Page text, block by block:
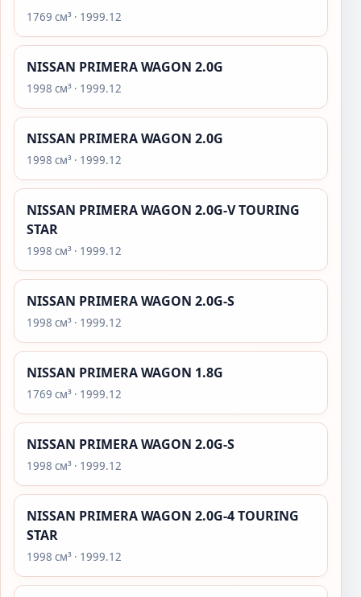
1769 см³ · 1999.12
NISSAN PRIMERA WAGON 2.0G
1998 см³ · 1999.12
NISSAN PRIMERA WAGON 2.0G
1998 см³ · 1999.12
NISSAN PRIMERA WAGON 2.0G-V TOURING
STAR
1998 см³ · 1999.12
NISSAN PRIMERA WAGON 2.0G-S
1998 см³ · 1999.12
NISSAN PRIMERA WAGON 1.8G
1769 см³ · 1999.12
NISSAN PRIMERA WAGON 2.0G-S
1998 см³ · 1999.12
NISSAN PRIMERA WAGON 2.0G-4 TOURING
STAR
1998 см³ · 1999.12